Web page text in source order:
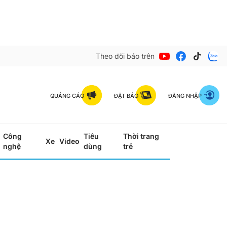
Theo dõi báo trên
QUẢNG CÁO ĐẶT BÁO ĐĂNG NHẬP
Công
nghệ
Xe Video
Tiêu
dùng
Thời trang
trẻ